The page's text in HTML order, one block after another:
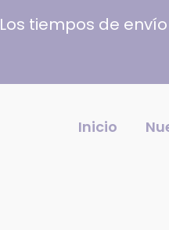
Los tiempos de
Inicio